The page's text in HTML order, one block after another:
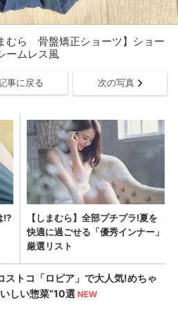
むら 骨盤矯正ショーツ】ショー
ームレス風
事に戻る 次の写真